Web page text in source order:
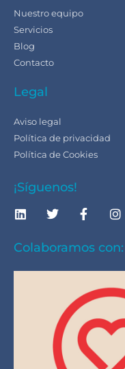
Nuestro equipo
Servicios
Blog
Contacto
Legal
Aviso legal
Política de privacidad
Política de Cookies
¡Síguenos!
Colaboramos con: